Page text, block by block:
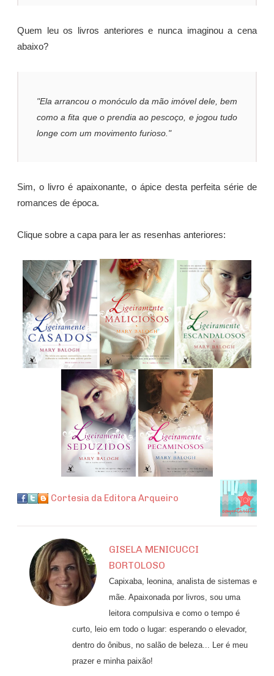
Quem leu os livros anteriores e nunca imaginou a cena
abaixo?
"Ela arrancou o monóculo da mão imóvel dele, bem
como a fita que o prendia ao pescoço, e jogou tudo
longe com um movimento furioso."
Sim, o livro é apaixonante, o ápice desta perfeita série de
romances de época.
Clique sobre a capa para ler as resenhas anteriores:
Cortesia da Editora Arqueiro
GISELA MENICUCCI
BORTOLOSO
Capixaba, leonina, analista de sistemas e
mãe. Apaixonada por livros, sou uma
leitora compulsiva e como o tempo é
curto, leio em todo o lugar: esperando o elevador,
dentro do ônibus, no salão de beleza... Ler é meu
prazer e minha paixão!